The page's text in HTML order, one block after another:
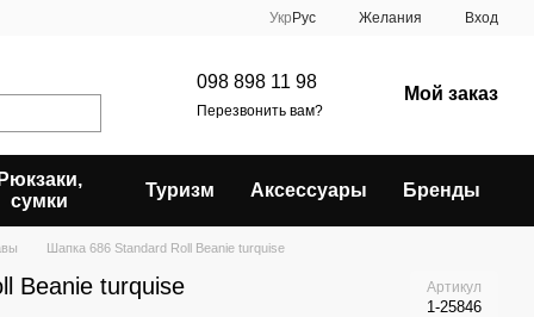
Укр Рус Желания Вход
098 898 11 98
Перезвонить вам?
Мой заказ
Рюкзаки,
сумки
Туризм Аксессуары Бренды
Шапка 686 Standard Roll Beanie turquise
Beanie turquise Артикул
1-25846